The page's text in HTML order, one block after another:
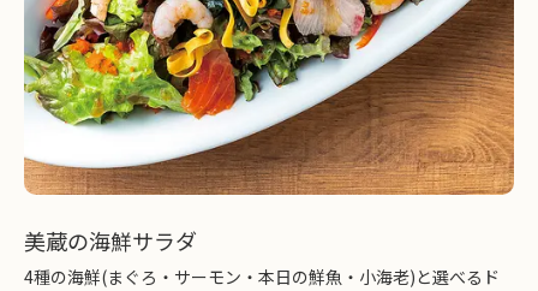
美蔵の海鮮サラダ
4種の海鮮(まぐろ・サーモン・本日の鮮魚・小海老)と選べるド